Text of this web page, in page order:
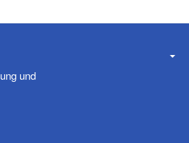
und